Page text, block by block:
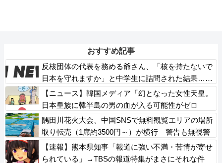
おすすめ記事
反核団体の代表を務める爺さん、「核を持たないで
日本を守れますか」と中学生に詰問された結果……
【ニュース】韓国メディア「幻となった女性天皇。
日本皇族に韓半島の男の血が入る可能性がゼロ
に・・・」
隅田川花火大会、中国SNSで無料観覧エリアの場所
取り転売（1席約3500円～）が横行 警告も無視警
備員「ビニールシートは、人様の所有物。警告以上
のことはできない」
【速報】熊本県知事「報道に強い不満・苦情が寄せ
られている」→TBSの報道特集がまさにそれな件